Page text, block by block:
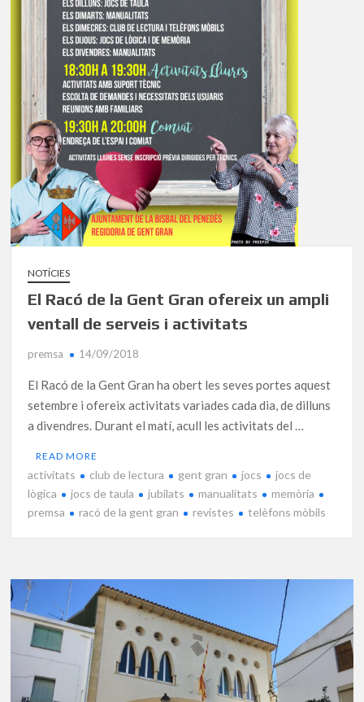
NOTÍCIES
El Racó de la Gent Gran ofereix un ampli
ventall de serveis i activitats
premsa 14/09/2018
El Racó de la Gent Gran ha obert les seves portes aquest
setembre i ofereix activitats variades cada dia, de dilluns
a divendres. Durant el matí, acull les activitats del …
READ MORE
activitats club de lectura gent gran jocs
jocs de
lògica
jocs de taula jubilats manualitats
memòria
premsa
racó de la gent gran revistes telèfons mòbils